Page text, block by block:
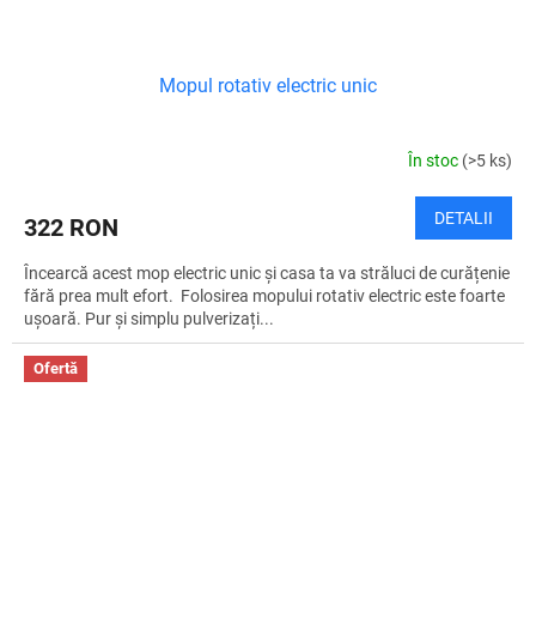
Mopul rotativ electric unic
În stoc (>5 ks)
322 RON DETALII
Încearcă acest mop electric unic și casa ta va străluci de curățenie
fără prea mult efort. Folosirea mopului rotativ electric este foarte
ușoară. Pur și simplu pulverizați...
Ofertă